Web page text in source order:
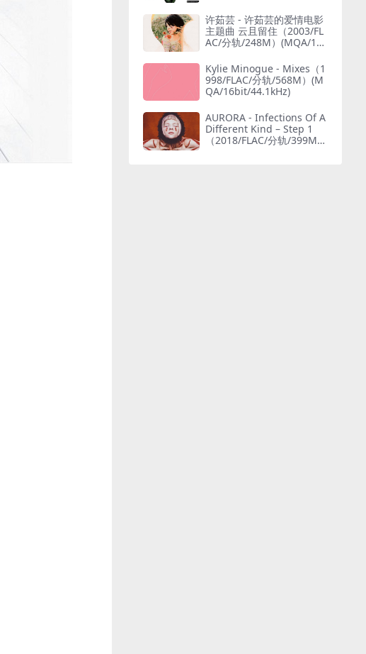
许茹芸 - 许茹芸的爱情电影
主题曲 云且留住（2003/FL
AC/分轨/248M）(MQA/16
Kylie Minogue - Mixes（1
998/FLAC/分轨/568M）(M
QA/16bit/44.1kHz)
AURORA - Infections Of A
Different Kind – Step 1
（2018/FLAC/分轨/399M）